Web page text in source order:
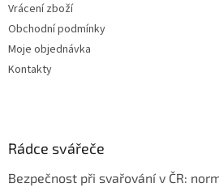
Vrácení zboží
Obchodní podmínky
Moje objednávka
Kontakty
Rádce svářeče
Bezpečnost při svařování v ČR: